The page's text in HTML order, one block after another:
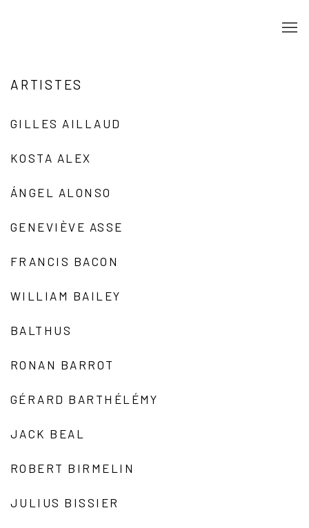
ARTISTES
GILLES AILLAUD
KOSTA ALEX
ÁNGEL ALONSO
GENEVIÈVE ASSE
FRANCIS BACON
WILLIAM BAILEY
BALTHUS
RONAN BARROT
GÉRARD BARTHÉLÉMY
JACK BEAL
ROBERT BIRMELIN
JULIUS BISSIER